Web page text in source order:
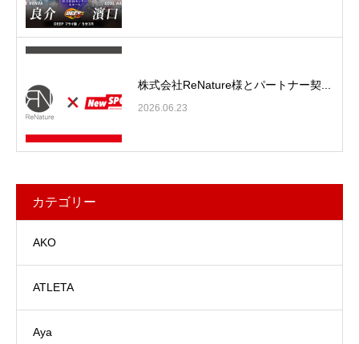
株式会社ReNature様とパートナー契...
2026.06.23
カテゴリー
AKO
ATLETA
Aya